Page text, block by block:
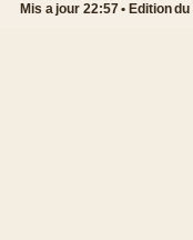
Mis a jour 22:57 • Edition